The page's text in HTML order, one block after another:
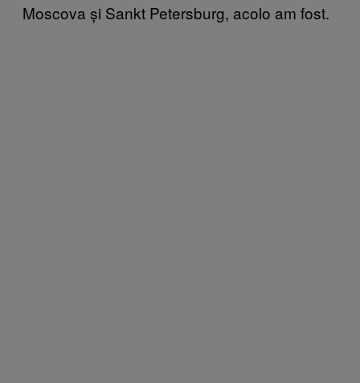
Moscova și Sankt Petersburg, acolo am fost.